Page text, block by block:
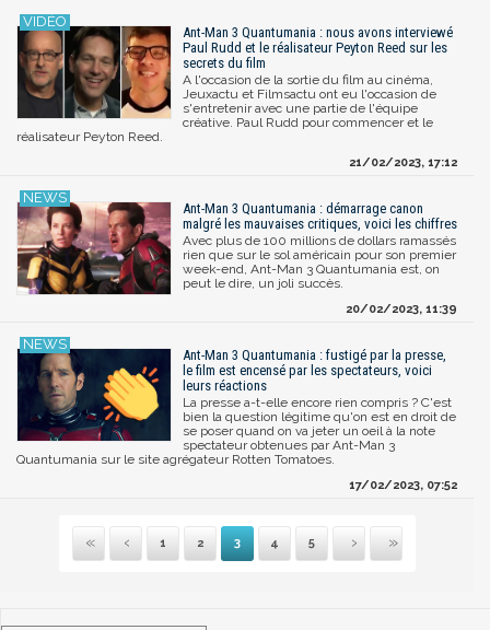
Ant-Man 3 Quantumania : nous avons interviewé
Paul Rudd et le réalisateur Peyton Reed sur les
secrets du film
A l'occasion de la sortie du film au cinéma,
Jeuxactu et Filmsactu ont eu l'occasion de
s'entretenir avec une partie de l'équipe
créative. Paul Rudd pour commencer et le
réalisateur Peyton Reed.
21/02/2023, 17:12
Ant-Man 3 Quantumania : démarrage canon
malgré les mauvaises critiques, voici les chiffres
Avec plus de 100 millions de dollars ramassés
rien que sur le sol américain pour son premier
week-end, Ant-Man 3 Quantumania est, on
peut le dire, un joli succès.
20/02/2023, 11:39
Ant-Man 3 Quantumania : fustigé par la presse,
le film est encensé par les spectateurs, voici
leurs réactions
La presse a-t-elle encore rien compris ? C'est
bien la question légitime qu'on est en droit de
se poser quand on va jeter un oeil à la note
spectateur obtenues par Ant-Man 3
Quantumania sur le site agrégateur Rotten Tomatoes.
17/02/2023, 07:52
Première
Précédente
1 2 3 4 5
Suivante
Dernière